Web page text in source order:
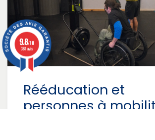
Rééducation et
personnes à
9.8/10
381 avis